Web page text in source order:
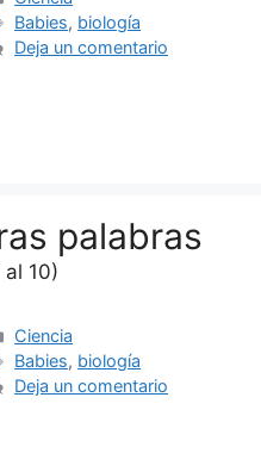
Etiquetas
Babies, biología
Deja un comentario
palabras
al 10)
Categorías
Ciencia
Etiquetas
Babies, biología
Deja un comentario